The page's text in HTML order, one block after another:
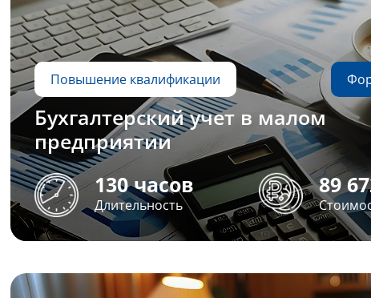
Повышение квалификации
Бухгалтерский учет в малом
предприятии
130 часов
Длительность
89